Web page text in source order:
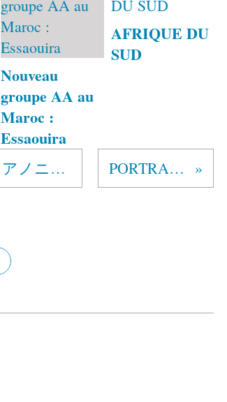
Nouveau
groupe AA au
Maroc :
Essaouira
AFRIQUE DU
SUD
JAPON アルコホーリクス・アノニマス PORTRAITS